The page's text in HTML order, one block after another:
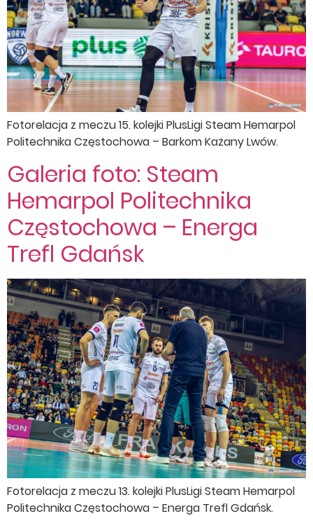
Fotorelacja z meczu 15. kolejki PlusLigi Steam Hemarpol
Politechnika Częstochowa – Barkom Każany Lwów.
Galeria foto: Steam
Hemarpol Politechnika
Częstochowa – Energa
Trefl Gdańsk
Fotorelacja z meczu 13. kolejki PlusLigi Steam Hemarpol
Politechnika Częstochowa – Energa Trefl Gdańsk.